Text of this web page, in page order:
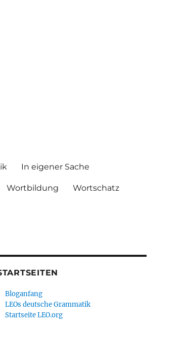
In eigener Sache
Wortbildung Wortschatz
Bloganfang
LEOs deutsche Grammatik
Startseite LEO.org